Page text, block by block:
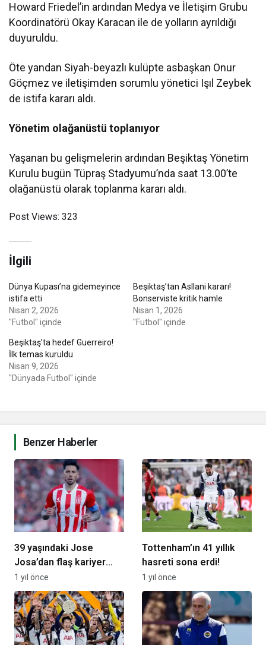
Howard Friedel’in ardından Medya ve İletişim Grubu
Koordinatörü Okay Karacan ile de yolların ayrıldığı
duyuruldu.
Öte yandan Siyah-beyazlı kulüpte asbaşkan Onur
Göçmez ve iletişimden sorumlu yönetici Işıl Zeybek
de istifa kararı aldı.
Yönetim olağanüstü toplanıyor
Yaşanan bu gelişmelerin ardından Beşiktaş Yönetim
Kurulu bugün Tüpraş Stadyumu’nda saat 13.00’te
olağanüstü olarak toplanma kararı aldı.
Post Views: 323
İlgili
Dünya Kupası’na gidemeyince
istifa etti
Nisan 2, 2026
"Futbol" içinde
Beşiktaş’tan Asllani kararı!
Bonserviste kritik hamle
Nisan 1, 2026
"Futbol" içinde
Beşiktaş’ta hedef Guerreiro!
İlk temas kuruldu
Nisan 9, 2026
"Dünyada Futbol" içinde
Benzer Haberler
39 yaşındaki Jose
Josa’dan flaş kariyer
kararı
1 yıl önce
Tottenham’ın 41 yıllık
hasreti sona erdi!
1 yıl önce